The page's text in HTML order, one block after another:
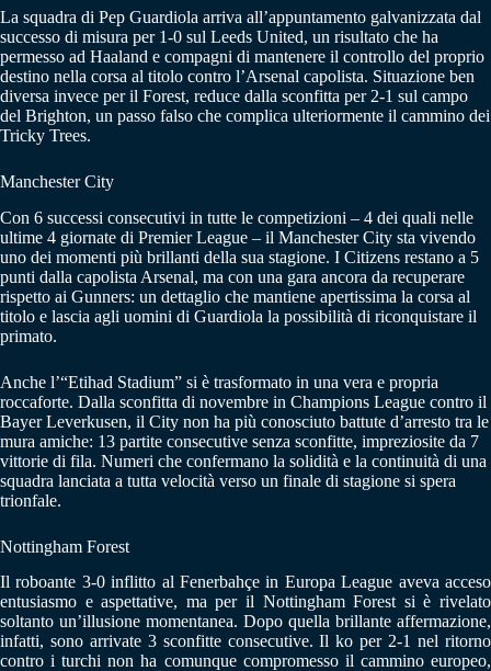
La squadra di Pep Guardiola arriva all’appuntamento galvanizzata dal
successo di misura per 1-0 sul Leeds United, un risultato che ha
permesso ad Haaland e compagni di mantenere il controllo del proprio
destino nella corsa al titolo contro l’Arsenal capolista. Situazione ben
diversa invece per il Forest, reduce dalla sconfitta per 2-1 sul campo
del Brighton, un passo falso che complica ulteriormente il cammino dei
Tricky Trees.
Manchester City
Con 6 successi consecutivi in tutte le competizioni – 4 dei quali nelle
ultime 4 giornate di Premier League – il Manchester City sta vivendo
uno dei momenti più brillanti della sua stagione. I Citizens restano a 5
punti dalla capolista Arsenal, ma con una gara ancora da recuperare
rispetto ai Gunners: un dettaglio che mantiene apertissima la corsa al
titolo e lascia agli uomini di Guardiola la possibilità di riconquistare il
primato.
Anche l’“Etihad Stadium” si è trasformato in una vera e propria
roccaforte. Dalla sconfitta di novembre in Champions League contro il
Bayer Leverkusen, il City non ha più conosciuto battute d’arresto tra le
mura amiche: 13 partite consecutive senza sconfitte, impreziosite da 7
vittorie di fila. Numeri che confermano la solidità e la continuità di una
squadra lanciata a tutta velocità verso un finale di stagione si spera
trionfale.
Nottingham Forest
Il roboante 3-0 inflitto al Fenerbahçe in Europa League aveva acceso
entusiasmo e aspettative, ma per il Nottingham Forest si è rivelato
soltanto un’illusione momentanea. Dopo quella brillante affermazione,
infatti, sono arrivate 3 sconfitte consecutive. Il ko per 2-1 nel ritorno
contro i turchi non ha comunque compromesso il cammino europeo,